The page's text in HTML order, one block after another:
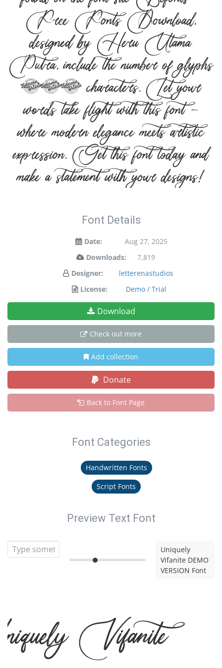
Free Fonts Download,
designed by Heru Utama
Putra, include the number of glyphs
603 characters. Let your
words take flight with this font —
where modern elegance meets artistic
expression. Get this font today and
make a statement with your designs!
Font Details
Date:
Aug 27, 2025
Downloads:
7,819
Designer:
letterenastudios
License:
Demo / Trial
Download
Check out more
Add collection
Donate
Back to Font Page
Font Categories
Handwritten Fonts
Script Fonts
Preview Text Font
Uniquely
Vifanite DEMO
VERSION Font
Vifanite